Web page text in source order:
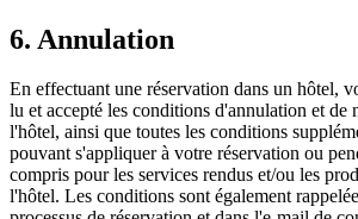
6. Annulation
En effectuant une réservation dans un hôtel,
lu et accepté les conditions d'annulation et de
l'hôtel, ainsi que toutes les conditions
pouvant s'appliquer à votre réservation ou
compris pour les services rendus et/ou les
l'hôtel. Les conditions sont également